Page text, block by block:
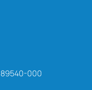
89540-000